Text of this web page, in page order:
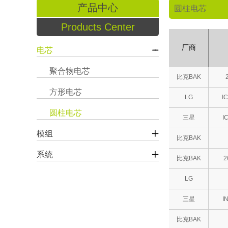
产品中心
Products Center
电芯
聚合物电芯
方形电芯
圆柱电芯
模组
系统
圆柱电芯
厂商
比克BAK
LG
三星
比克BAK
比克BAK
LG
三星
比克BAK